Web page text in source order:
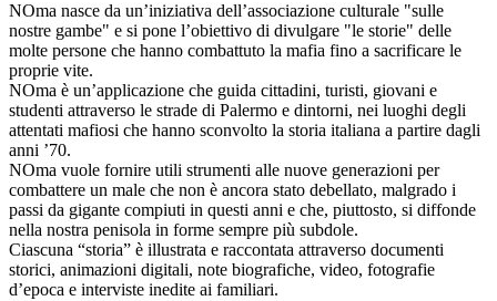
NOma nasce da un’iniziativa dell’associazione culturale "sulle
nostre gambe" e si pone l’obiettivo di divulgare "le storie" delle
molte persone che hanno combattuto la mafia fino a sacrificare le
proprie vite.
NOma è un’applicazione che guida cittadini, turisti, giovani e
studenti attraverso le strade di Palermo e dintorni, nei luoghi degli
attentati mafiosi che hanno sconvolto la storia italiana a partire dagli
anni ’70.
NOma vuole fornire utili strumenti alle nuove generazioni per
combattere un male che non è ancora stato debellato, malgrado i
passi da gigante compiuti in questi anni e che, piuttosto, si diffonde
nella nostra penisola in forme sempre più subdole.
Ciascuna “storia” è illustrata e raccontata attraverso documenti
storici, animazioni digitali, note biografiche, video, fotografie
d’epoca e interviste inedite ai familiari.